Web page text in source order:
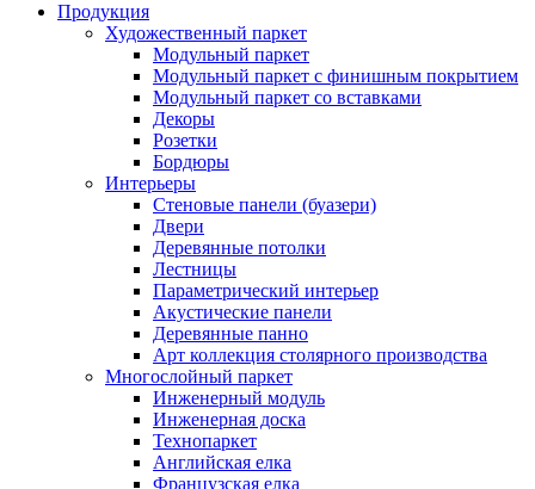
Продукция
Художественный паркет
Модульный паркет
Модульный паркет с финишным покрытием
Модульный паркет со вставками
Декоры
Розетки
Бордюры
Интерьеры
Стеновые панели (буазери)
Двери
Деревянные потолки
Лестницы
Параметрический интерьер
Акустические панели
Деревянные панно
Арт коллекция столярного производства
Многослойный паркет
Инженерный модуль
Инженерная доска
Технопаркет
Английская елка
Французская елка